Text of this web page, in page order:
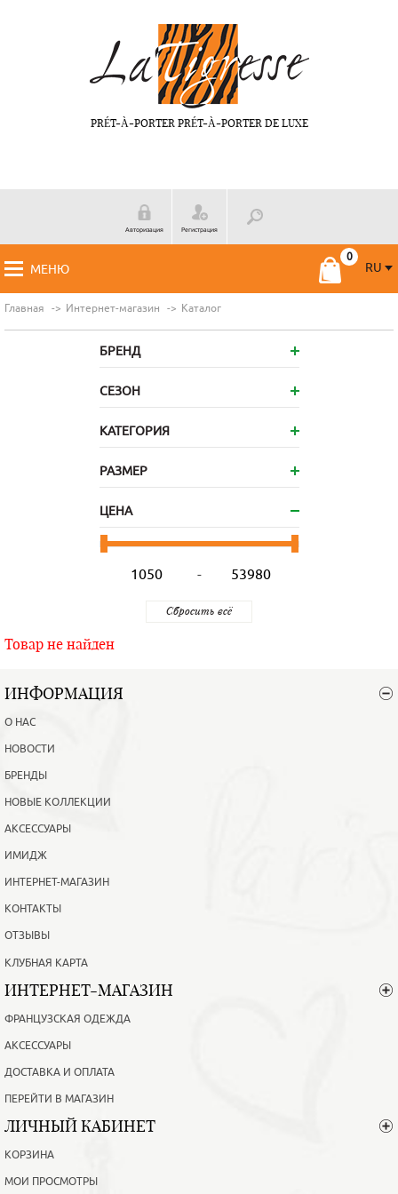
PRÉT-À-PORTER PRÉT-À-PORTER DE LUXE
Авторизация Регистрация
МЕНЮ
RU
Главная Интернет-магазин Каталог
БРЕНД
СЕЗОН
КАТЕГОРИЯ
РАЗМЕР
ЦЕНА
-
Товар не найден
ИНФОРМАЦИЯ
О НАС
НОВОСТИ
БРЕНДЫ
НОВЫЕ КОЛЛЕКЦИИ
АКСЕССУАРЫ
ИМИДЖ
ИНТЕРНЕТ-МАГАЗИН
КОНТАКТЫ
ОТЗЫВЫ
КЛУБНАЯ КАРТА
ИНТЕРНЕТ-МАГАЗИН
ФРАНЦУЗСКАЯ ОДЕЖДА
АКСЕССУАРЫ
ДОСТАВКА И ОПЛАТА
ПЕРЕЙТИ В МАГАЗИН
ЛИЧНЫЙ КАБИНЕТ
КОРЗИНА
МОИ ПРОСМОТРЫ